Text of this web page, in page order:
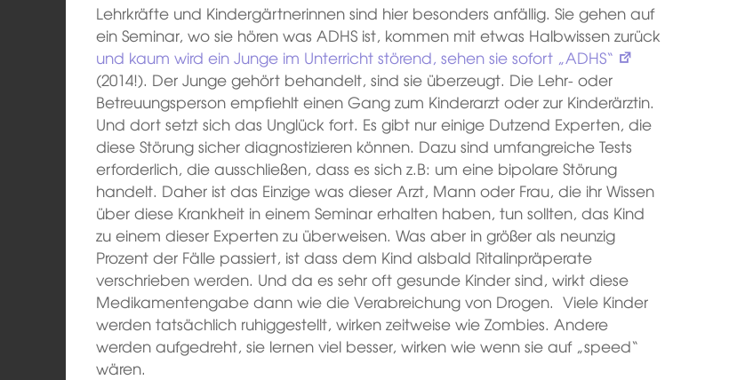
Lehrkräfte und Kindergärtnerinnen sind hier besonders anfällig. Sie gehen auf
ein Seminar, wo sie hören was ADHS ist, kommen mit etwas Halbwissen zurück
und kaum wird ein Junge im Unterricht störend, sehen sie sofort „ADHS“
(2014!). Der Junge gehört behandelt, sind sie überzeugt. Die Lehr- oder
Betreuungsperson empfiehlt einen Gang zum Kinderarzt oder zur Kinderärztin.
Und dort setzt sich das Unglück fort. Es gibt nur einige Dutzend Experten, die
diese Störung sicher diagnostizieren können. Dazu sind umfangreiche Tests
erforderlich, die ausschließen, dass es sich z.B: um eine bipolare Störung
handelt. Daher ist das Einzige was dieser Arzt, Mann oder Frau, die ihr Wissen
über diese Krankheit in einem Seminar erhalten haben, tun sollten, das Kind
zu einem dieser Experten zu überweisen. Was aber in größer als neunzig
Prozent der Fälle passiert, ist dass dem Kind alsbald Ritalinpräperate
verschrieben werden. Und da es sehr oft gesunde Kinder sind, wirkt diese
Medikamentengabe dann wie die Verabreichung von Drogen. Viele Kinder
werden tatsächlich ruhiggestellt, wirken zeitweise wie Zombies. Andere
werden aufgedreht, sie lernen viel besser, wirken wie wenn sie auf „speed“
wären.